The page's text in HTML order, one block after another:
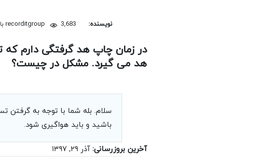
تمیز کردن دستگاه پرس
نکاتی برای جلوگیری از
کاربرد دستگاه های چاپ شرکت
نویسنده: recorditgroup 3,683 بازدید
هد می گیرد. مشکل در چیست؟
سلام. بله شما با توجه به گرفتن
باشید و باید هواگیری شود.
آخرین بروزرسانی:آذر ۲۹, ۱۳۹۷